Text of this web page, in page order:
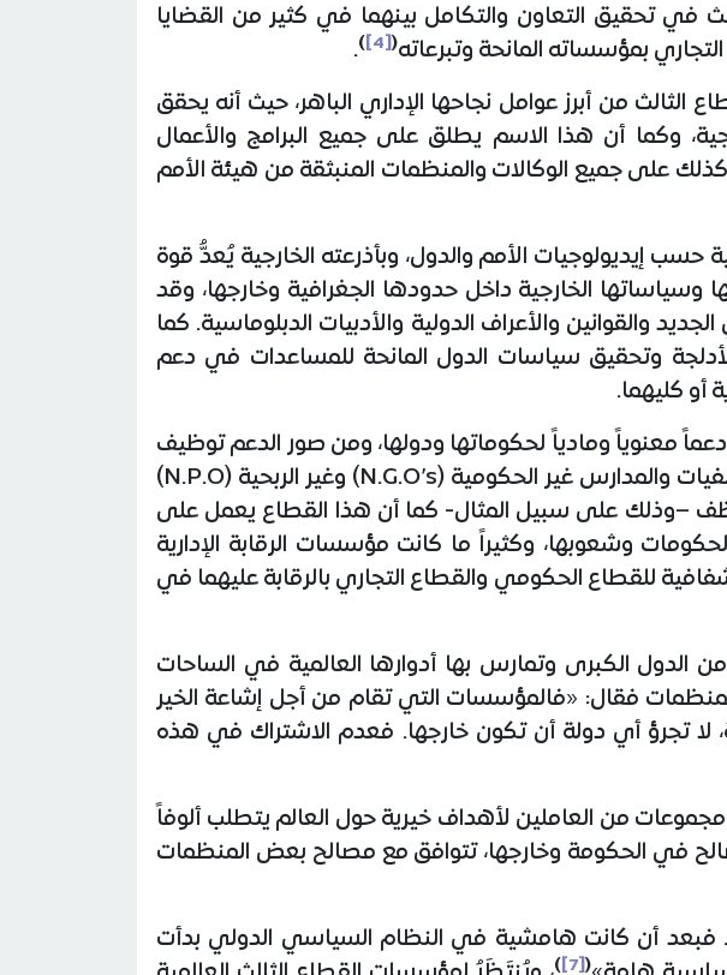
في تحقيق التعاون والتكامل بينهما في كثير من القضايا
بمؤسساته المانحة وتبرعاته(
[4]
)
.
من أبرز عوامل نجاحها الإداري الباهر، حيث أنه يحقق
وكما أن هذا الاسم يطلق على جميع البرامج والأعمال
على جميع الوكالات والمنظمات المنبثقة من هيئة الأمم
حسب إيديولوجيات الأمم والدول، وبأذرعته الخارجية يُعدُّ قوة
الخارجية داخل حدودها الجغرافية وخارجها، وقد
والقوانين والأعراف الدولية والأدبيات الدبلوماسية. كما
وتحقيق سياسات الدول المانحة للمساعدات في دعم
أو كليهما.
دعماً معنوياً ومادياً لحكوماتها ودولها، ومن صور الدعم توظيف
الطاقات البشرية العاملة بأمن وظيفي من خلال العمل في الجامعات والمستشفيات والمدارس غير الحكومية (N.G.O’s) وغير الربحية (N.P.O)
–وذلك على سبيل المثال- كما أن هذا القطاع يعمل على
وشعوبها، وكثيراً ما كانت مؤسسات الرقابة الإدارية
للقطاع الحكومي والقطاع التجاري بالرقابة عليهما في
الدول الكبرى وتمارس بها أدوارها العالمية في الساحات
فقال: «فالمؤسسات التي تقام من أجل إشاعة الخير
لا تجرؤ أي دولة أن تكون خارجها. فعدم الاشتراك في هذه
مجموعات من العاملين لأهداف خيرية حول العالم يتطلب ألوفاً
في الحكومة وخارجها، تتوافق مع مصالح بعض المنظمات
فبعد أن كانت هامشية في النظام السياسي الدولي بدأت
(
[7]
)